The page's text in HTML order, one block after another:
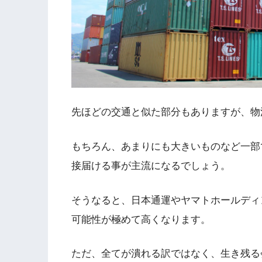
先ほどの交通と似た部分もありますが、
もちろん、あまりにも大きいものなど一
接届ける事が主流になるでしょう。
そうなると、日本通運やヤマトホールデ
可能性が極めて高くなります。
ただ、全てが潰れる訳ではなく、生き残